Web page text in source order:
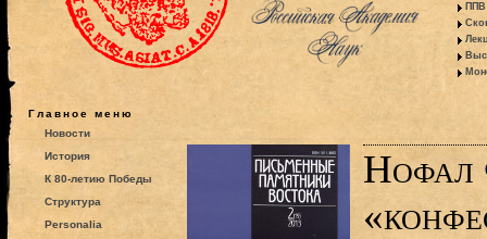
ППВ
Главное меню
Новости
История
К 80-летию Победы
Структура
Personalia
Нофал